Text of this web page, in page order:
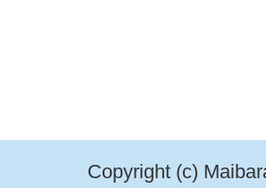
Copyright (c)